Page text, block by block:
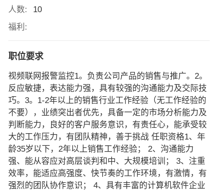
人数:
10
福利:
职位要求
视频联网报警监控1。负责公司产品的销售与推广。2。
反应敏捷，表达能力强，具有较强的沟通能力及交际技
巧。3。1-2年以上的销售行业工作经验（无工作经验的
不要），业绩突出者优先，具备一定的市场分析能力及
判断能力，良好的客户服务意识，有责任心，能承受较
大的工作压力，有团队精神，善于挑战 任职资格1、年
龄35岁以下，2年以上销售工作经验； 2、沟通能力
强、能从容应对高层谈判和中、大规模培训； 3、注重
效率，能适应高强度、快节奏的工作环境，有激情，有
强烈的团队协作意识； 4、具有丰富的计算机软件企业